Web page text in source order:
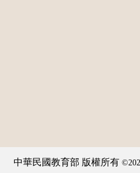
中華民國教育部 版權所有